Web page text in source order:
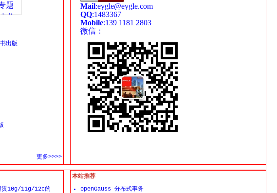
出版
更多>>>>
Mail:eygle@eygle.com
QQ:1483367
Mobile:139 1181 2803
微信：
贯10g/11g/12c的
本站推荐
openGauss 分布式事务